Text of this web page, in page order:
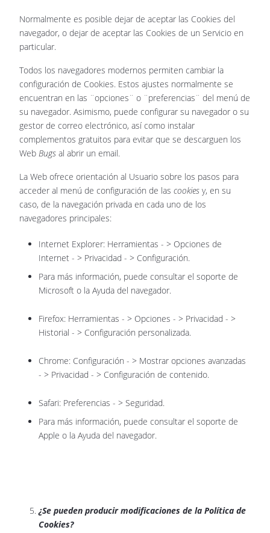
Normalmente es posible dejar de aceptar las Cookies del
navegador, o dejar de aceptar las Cookies de un Servicio en
particular.
Todos los navegadores modernos permiten cambiar la
configuración de Cookies. Estos ajustes normalmente se
encuentran en las ¨opciones¨ o ¨preferencias¨ del menú de
su navegador. Asimismo, puede configurar su navegador o su
gestor de correo electrónico, así como instalar
complementos gratuitos para evitar que se descarguen los
Web Bugs al abrir un email.
La Web ofrece orientación al Usuario sobre los pasos para
acceder al menú de configuración de las cookies y, en su
caso, de la navegación privada en cada uno de los
navegadores principales:
Internet Explorer: Herramientas - > Opciones de
Internet - > Privacidad - > Configuración.
Para más información, puede consultar el soporte de
Microsoft o la Ayuda del navegador.
Firefox: Herramientas - > Opciones - > Privacidad - >
Historial - > Configuración personalizada.
Chrome: Configuración - > Mostrar opciones avanzadas
- > Privacidad - > Configuración de contenido.
Safari: Preferencias - > Seguridad.
Para más información, puede consultar el soporte de
Apple o la Ayuda del navegador.
¿Se pueden producir modificaciones de la Política de
Cookies?